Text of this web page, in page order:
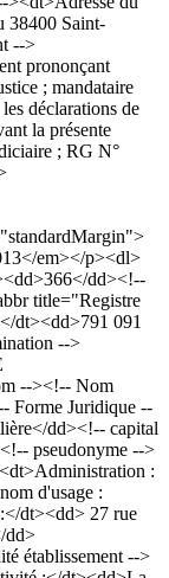
38400 Saint-
-->
prononçant
; mandataire
déclarations de
la présente
; RG N°
em></p><dl>
dd><!--
title="Registre
dt><dd>791 091
-->
--><!-- Nom
Forme Juridique --
dd><!-- capital
pseudonyme -->
:
d'usage :
dt><dd> 27 rue
dd>
établissement -->